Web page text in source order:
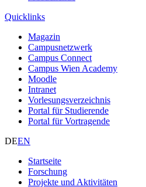
Quicklinks
Magazin
Campusnetzwerk
Campus Connect
Campus Wien Academy
Moodle
Intranet
Vorlesungsverzeichnis
Portal für Studierende
Portal für Vortragende
DEEN
Startseite
Forschung
Projekte und Aktivitäten